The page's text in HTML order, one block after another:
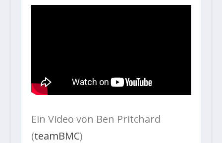
Ein Video von Ben Pritchard
(teamBMC)